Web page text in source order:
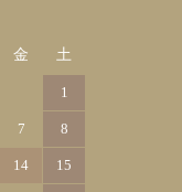
金 土
1
7 8
14 15